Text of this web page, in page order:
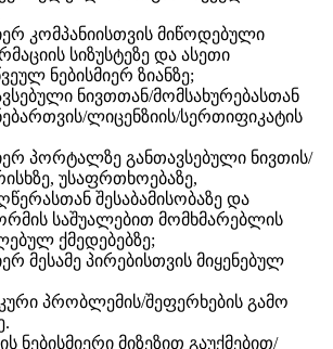
კომპანიისთვის მიწოდებული
სიზუსტეზე და ასეთი
ნებისმიერ ზიანზე;
ნივთთან/მომსახურებასთან
ლიცენზიის/სერთიფიკატის
პორტალზე განთავსებული ნივთის/
უსაფრთხოებაზე,
შესაბამისობაზე და
საშუალებით მომხმარებლის
ქმედებებზე;
მესამე პირებისთვის მიყენებულ
პრობლემის/შეფერხების გამო
ნებისმიერი მიზეზით გაუქმებით/